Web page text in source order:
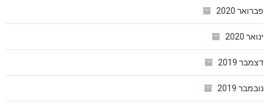
פברואר 2020
ינואר 2020
דצמבר 2019
נובמבר 2019